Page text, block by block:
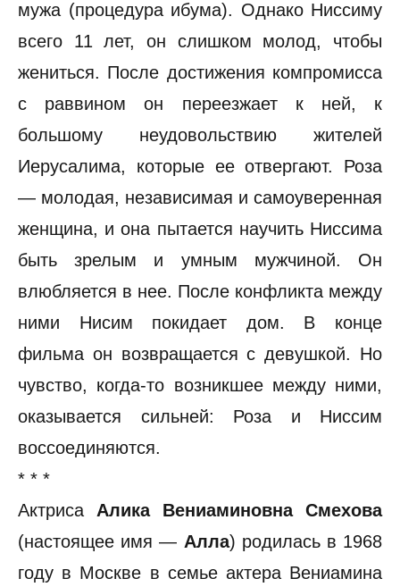
мужа (процедура ибума). Однако Ниссиму
всего 11 лет, он слишком молод, чтобы
жениться. После достижения компромисса
с раввином он переезжает к ней, к
большому неудовольствию жителей
Иерусалима, которые ее отвергают. Роза
— молодая, независимая и самоуверенная
женщина, и она пытается научить Ниссима
быть зрелым и умным мужчиной. Он
влюбляется в нее. После конфликта между
ними Нисим покидает дом. В конце
фильма он возвращается с девушкой. Но
чувство, когда-то возникшее между ними,
оказывается сильней: Роза и Ниссим
воссоединяются.
* * *
Актриса Алика Вениаминовна Смехова
(настоящее имя — Алла) родилась в 1968
году в Москве в семье актера Вениамина